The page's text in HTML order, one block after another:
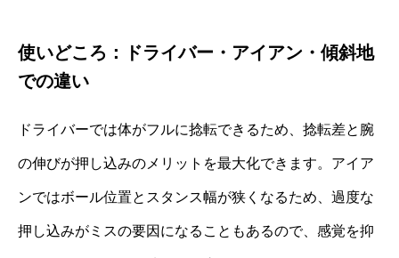
使いどころ：ドライバー・アイアン・傾斜地
での違い
ドライバーでは体がフルに捻転できるため、捻転差と腕
の伸びが押し込みのメリットを最大化できます。アイア
ンではボール位置とスタンス幅が狭くなるため、過度な
押し込みがミスの要因になることもあるので、感覚を抑